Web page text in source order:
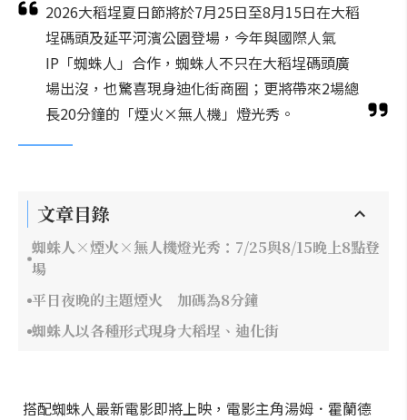
2026大稻埕夏日節將於7月25日至8月15日在大稻
埕碼頭及延平河濱公園登場，今年與國際人氣
IP「蜘蛛人」合作，蜘蛛人不只在大稻埕碼頭廣
場出沒，也驚喜現身迪化街商圈；更將帶來2場總
長20分鐘的「煙火×無人機」燈光秀。
文章目錄
蜘蛛人×煙火×無人機燈光秀：7/25與8/15晚上8點登
場
平日夜晚的主題煙火 加碼為8分鐘
蜘蛛人以各種形式現身大稻埕、迪化街
搭配蜘蛛人最新電影即將上映，電影主角湯姆．霍蘭德